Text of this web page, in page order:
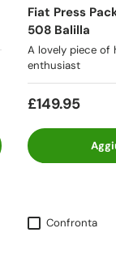
Fiat Press
508 Balilla
A lovely piece of
enthusiast
£149.95
Confronta